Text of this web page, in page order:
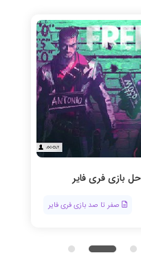
بازی فری فایر
صفر تا صد بازی فری فایر